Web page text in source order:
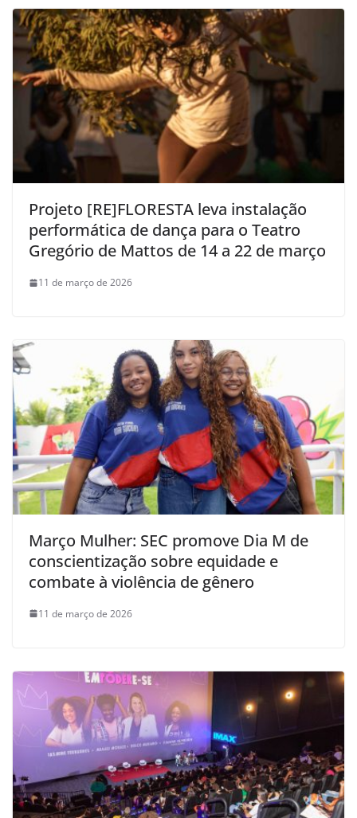
Projeto [RE]FLORESTA leva instalação
performática de dança para o Teatro
Gregório de Mattos de 14 a 22 de março
11 de março de 2026
Março Mulher: SEC promove Dia M de
conscientização sobre equidade e
combate à violência de gênero
11 de março de 2026